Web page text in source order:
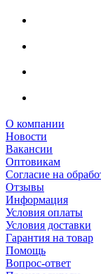
О компании
Новости
Вакансии
Оптовикам
Cогласие на
Отзывы
Информация
Условия оплаты
Условия доставки
Гарантия на товар
Помощь
Вопрос-ответ